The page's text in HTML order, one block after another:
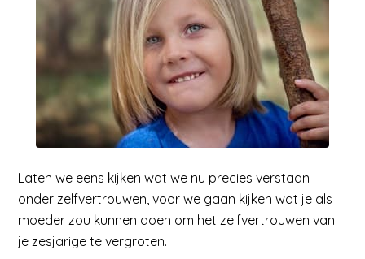
Laten we eens kijken wat we nu precies verstaan
onder zelfvertrouwen, voor we gaan kijken wat je als
moeder zou kunnen doen om het zelfvertrouwen van
je zesjarige te vergroten.